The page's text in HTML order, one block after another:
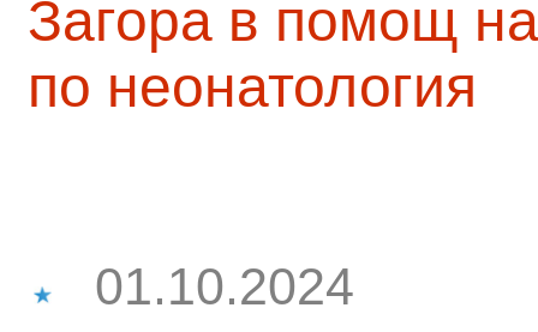
Загора в помощ
по неонатология
01.10.2024